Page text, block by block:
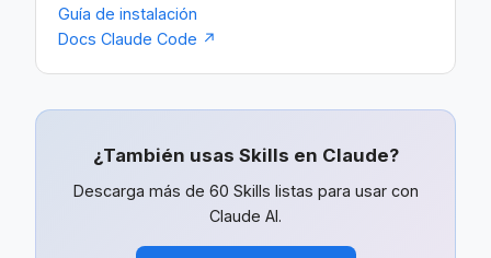
Guía de instalación
Docs Claude Code ↗
¿También usas Skills en Claude?
Descarga más de 60 Skills listas para usar con
Claude AI.